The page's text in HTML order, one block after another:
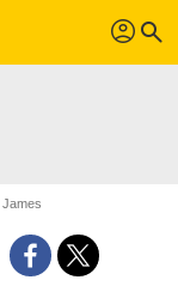
profil search
James